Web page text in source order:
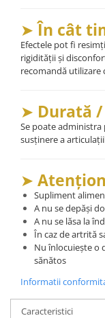
➤În cât
Efectele pot fi
rigidității și
recomandă utilizare
➤ Durată
Se poate
susținere a
➤
Supliment
A nu se depăși
A nu se lăsa la
În caz de artrită
Nu înlocuiește o
sănătos
Informatii
Caracteristici